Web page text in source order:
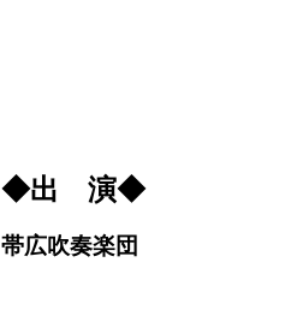
◆出 演◆
帯広吹奏楽団